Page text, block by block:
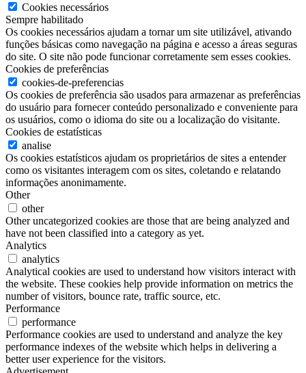
Cookies necessários
Sempre habilitado
Os cookies necessários ajudam a tornar um site utilizável, ativando
funções básicas como navegação na página e acesso a áreas seguras
do site. O site não pode funcionar corretamente sem esses cookies.
Cookies de preferências
cookies-de-preferencias
Os cookies de preferência são usados para armazenar as preferências
do usuário para fornecer conteúdo personalizado e conveniente para
os usuários, como o idioma do site ou a localização do visitante.
Cookies de estatísticas
analise
Os cookies estatísticos ajudam os proprietários de sites a entender
como os visitantes interagem com os sites, coletando e relatando
informações anonimamente.
Other
other
Other uncategorized cookies are those that are being analyzed and
have not been classified into a category as yet.
Analytics
analytics
Analytical cookies are used to understand how visitors interact with
the website. These cookies help provide information on metrics the
number of visitors, bounce rate, traffic source, etc.
Performance
performance
Performance cookies are used to understand and analyze the key
performance indexes of the website which helps in delivering a
better user experience for the visitors.